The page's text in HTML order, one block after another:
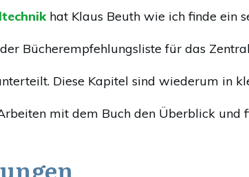
hat Klaus Beuth wie ich finde ein
Bücherempfehlungsliste für das
Diese Kapitel sind wiederum in
mit dem Buch den Überblick